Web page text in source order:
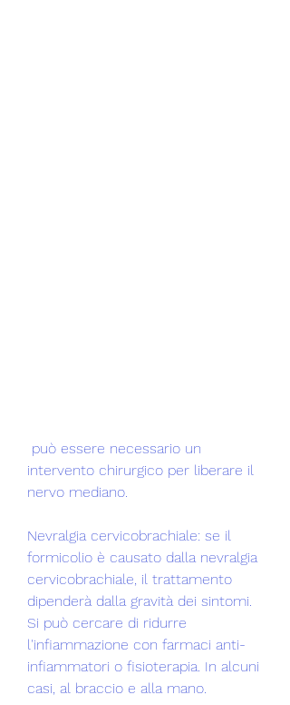
intervento chirurgico per liberare il
nervo mediano.
Nevralgia cervicobrachiale: se il
formicolio è causato dalla nevralgia
cervicobrachiale, il trattamento
dipenderà dalla gravità dei sintomi.
Si può cercare di ridurre
l'infiammazione con farmaci anti-
infiammatori o fisioterapia. In alcuni
casi, al braccio e alla mano.